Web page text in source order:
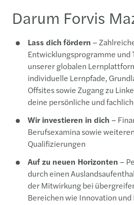
Darum Forvis
Lass dich fördern –
Entwicklungsprogramme und
unserer globalen
individuelle Lernpfade,
Offsites sowie Zugang zu
deine persönliche und
Wir investieren in dich –
Berufsexamina sowie
Qualifizierungen
Auf zu neuen Horizonten –
durch einen
der Mitwirkung bei
Bereichen wie Innovation